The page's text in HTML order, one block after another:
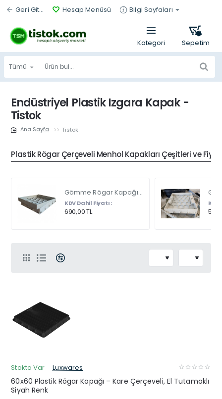
Geri Git... Hesap Menüsü Bilgi Sayfaları
Tümü
Ürün
bul...
Endüstriyel Plastik Izgara Kapak -
Tistok
Tistok
Plastik Rögar Çerçeveli Menhol Kapakları Çeşitleri ve
Gömme Rögar Kapağı - Seramik - Fayans Ve Mermer Zeminlerde - Gizli Çerçeve Kapak Çift Kulplu 45 X 45
KDV Dahil Fiyatı :
690,00 TL
KDV
Stokta Var Luxwares
60x60 Plastik Rögar Kapağı – Kare Çerçeveli, El Tutamaklı
Siyah Renk